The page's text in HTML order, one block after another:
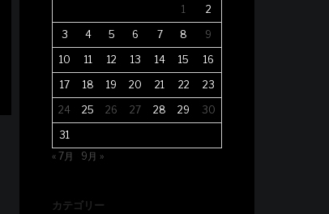
1 2
3 4 5 6 7 8 9
10 11 12 13 14 15 16
17 18 19 20 21 22 23
24 25 26 27 28 29 30
31
« 7月
9月 »
カテゴリー